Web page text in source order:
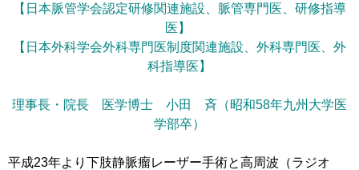
【日本脈管学会認定研修関連施設、脈管専門医、研修指導
医】
【日本外科学会外科専門医制度関連施設、外科専門医、外
科指導医】
理事長・院長 医学博士 小田 斉（昭和58年九州大学医
学部卒）
平成23年より下肢静脈瘤レーザー手術と高周波（ラジオ